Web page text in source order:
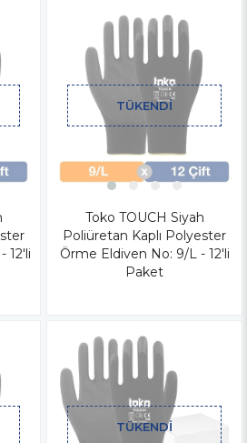
12'li
TÜKENDI
Toko TOUCH Siyah
Poliüretan Kaplı Polyester
Örme Eldiven No: 9/L - 12'li
Paket
TÜKENDI